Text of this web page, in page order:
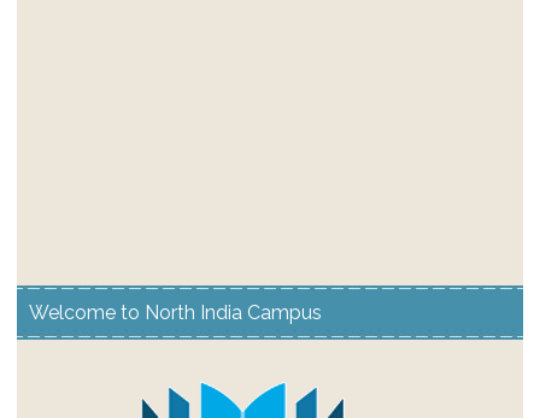
Welcome to North India Campus